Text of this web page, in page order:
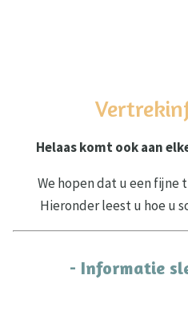
Helaas komt ook aan
We hopen dat u een fijne
Hieronder leest u hoe u
- Informatie